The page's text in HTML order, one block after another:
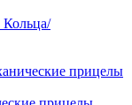
Кольца/
прицелы